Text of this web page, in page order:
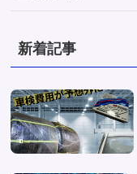
(1)
(6)
(1)
(1)
新着記事